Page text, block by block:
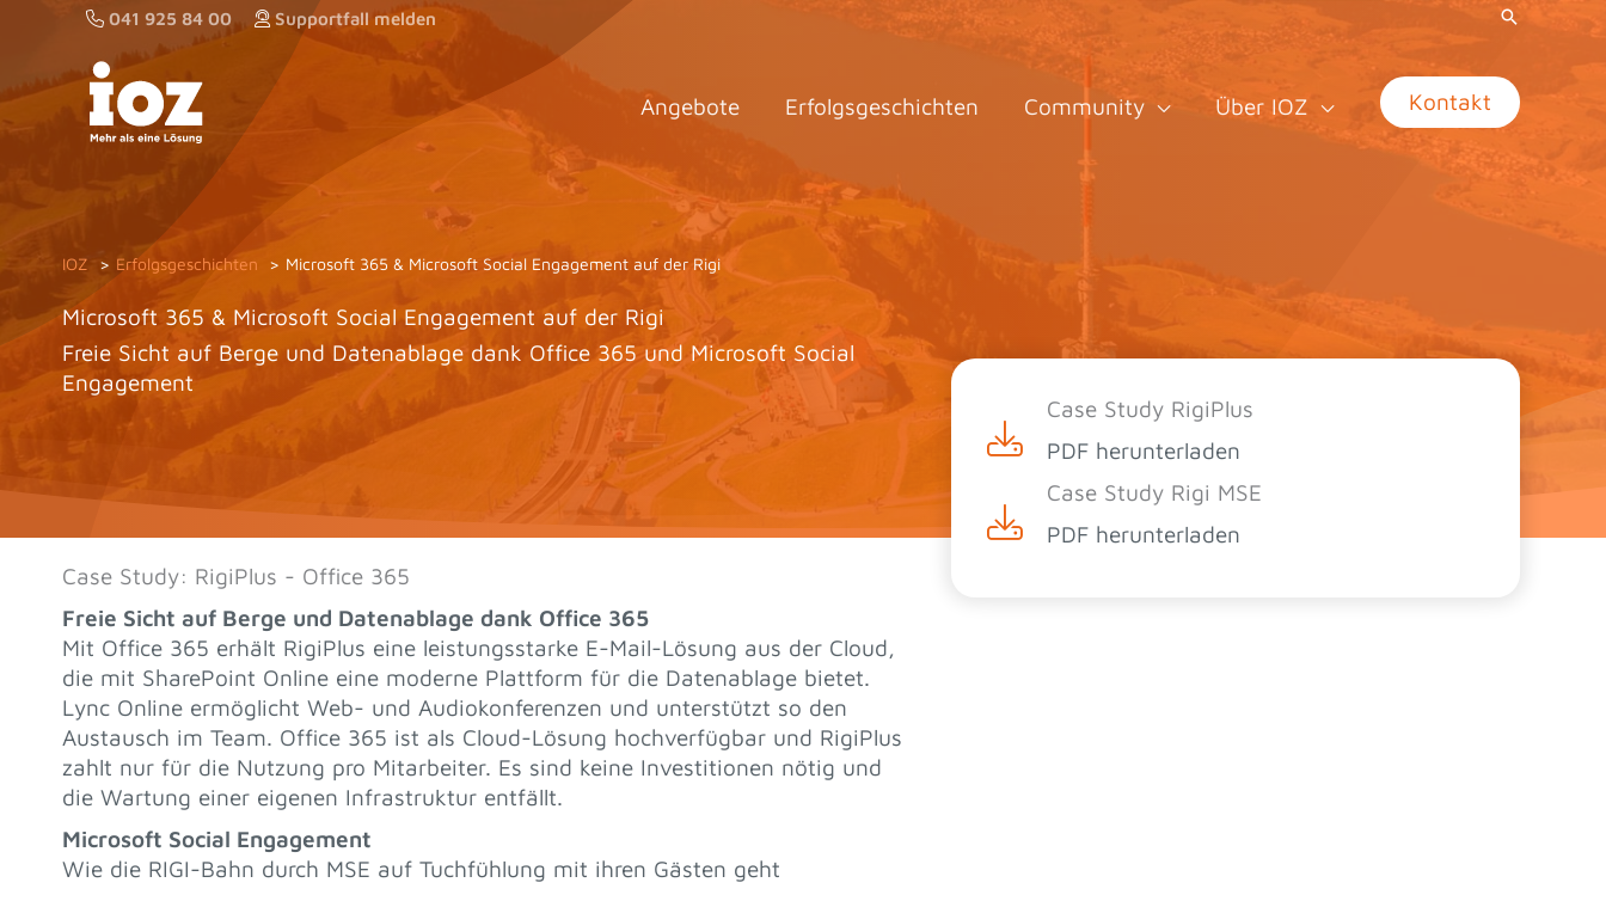
springen
041 925 84 00 Supportfall melden
Angebote Erfolgsgeschichten Community Über IOZ Kontakt
IOZ Erfolgsgeschichten Microsoft 365 & Microsoft Social Engagement auf der Rigi
Microsoft 365 & Microsoft Social Engagement auf der Rigi
Freie Sicht auf Berge und Datenablage dank Office 365 und Microsoft Social
Engagement
Case Study: RigiPlus - Office 365
Freie Sicht auf Berge und Datenablage dank Office 365
Mit Office 365 erhält RigiPlus eine leistungsstarke E-Mail-Lösung aus der Cloud,
die mit SharePoint Online eine moderne Plattform für die Datenablage bietet.
Lync Online ermöglicht Web- und Audiokonferenzen und unterstützt so den
Austausch im Team. Office 365 ist als Cloud-Lösung hochverfügbar und RigiPlus
zahlt nur für die Nutzung pro Mitarbeiter. Es sind keine Investitionen nötig und
die Wartung einer eigenen Infrastruktur entfällt.
Microsoft Social Engagement
Wie die RIGI-Bahn durch MSE auf Tuchfühlung mit ihren Gästen geht
Case Study RigiPlus
PDF herunterladen
Case Study Rigi MSE
PDF herunterladen